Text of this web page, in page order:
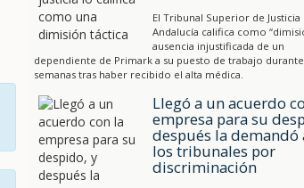
El Tribunal Superior de Justicia
Andalucía califica como
ausencia injustificada de un
dependiente de Primark a su puesto de trabajo
semanas tras haber recibido el alta médica.
Llegó a un acuerdo
empresa para su
después la demandó
los tribunales por
discriminación